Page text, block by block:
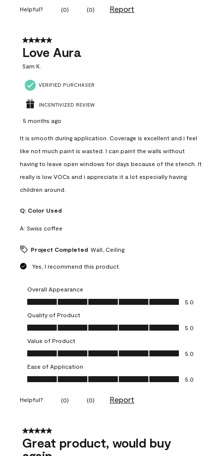
Helpful? (0) (0) Report
5 out of 5 stars.
Love Aura
Sam K.
VERIFIED PURCHASER
INCENTIVIZED REVIEW
5 months ago
It is smooth during application. Coverage is excellent and i feel
like not much paint is wasted. I can paint the walls without
having to leave open windows for days because of the stench. It
really is low VOCs and i appreciate it a lot especially having
children around.
Q: Color Used
A: Swiss coffee
Project Completed Wall, Ceiling
Yes, I recommend this product.
Overall Appearance
Overall Appearance, 5.0 out of 5
5.0
Quality of Product
Quality of Product, 5.0 out of 5
5.0
Value of Product
Value of Product, 5.0 out of 5
5.0
Ease of Application
Ease of Application, 5.0 out of 5
5.0
Helpful? (0) (0) Report
5 out of 5 stars.
Great product, would buy